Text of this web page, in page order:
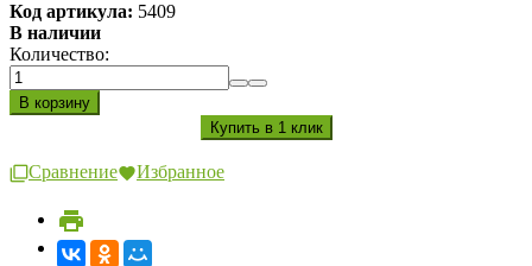
Код артикула: 5409
В наличии
Количество:
Сравнение Избранное